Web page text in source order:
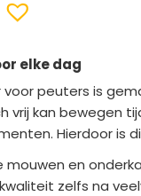
elke dag
voor peuters is
vrij kan bewegen
Hierdoor is
en
zelfs na